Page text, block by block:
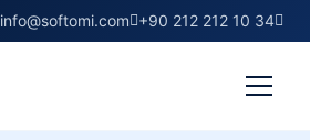
+90 212 212 10 34
info@softomi.com